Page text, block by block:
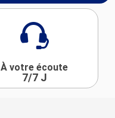
À votre écoute
7/7 J